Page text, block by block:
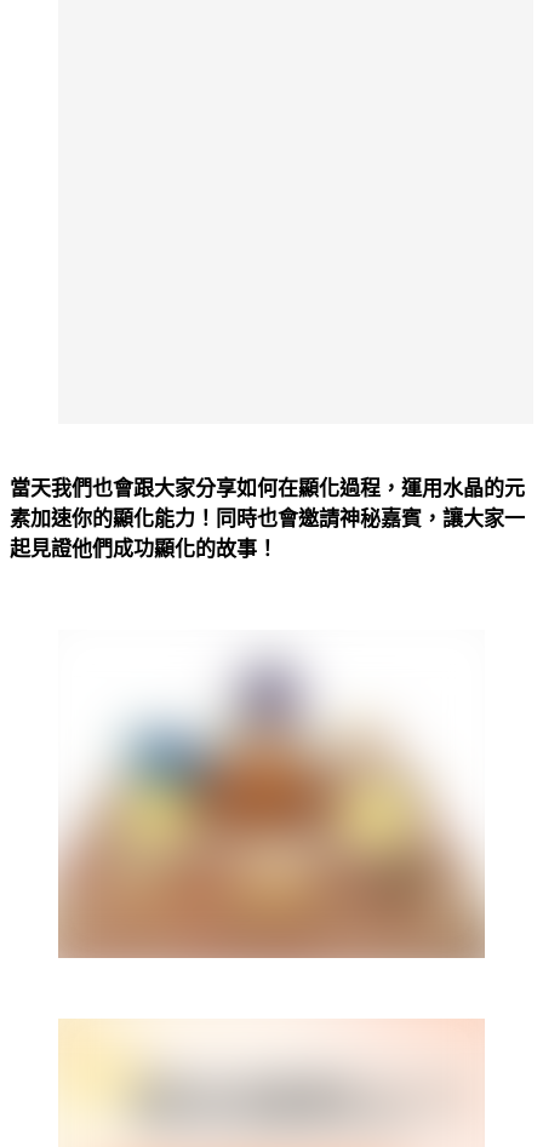
當天我們也會跟大家分享如何在顯化過程，運用水晶的元
素加速你的顯化能力！同時也會邀請神秘嘉賓，讓大家一
起見證他們成功顯化的故事！